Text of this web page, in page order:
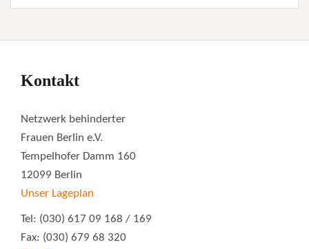
Kontakt
Netzwerk behinderter
Frauen Berlin e.V.
Tempelhofer Damm 160
12099 Berlin
Unser Lageplan
Tel: (030) 617 09 168 / 169
Fax: (030) 679 68 320